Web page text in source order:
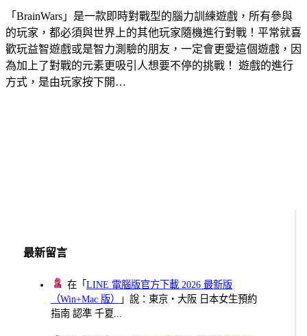
「BrainWars」是一款即時對戰型的腦力訓練遊戲，所有參與
的玩家，都必須與世界上的其他玩家隨機進行對戰！平常就喜
歡玩益智遊戲或是智力測驗的朋友，一定會更愛這個遊戲，因
為加上了對戰的元素更吸引人想要不停的挑戰！ 遊戲的進行
方式，是由玩家按下開…
最新留言
在「LINE 電腦版官方下載 2026 最新版
（Win+Mac 版）
」說：東京・大阪 日本女生預約
指南 認準 千夏...